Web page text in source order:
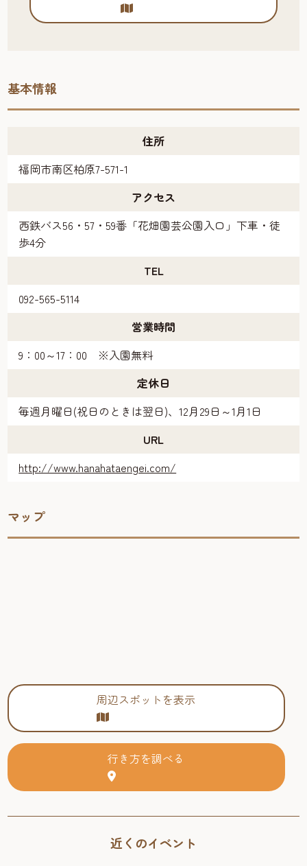
基本情報
住所
福岡市南区柏原7-571-1
アクセス
西鉄バス56・57・59番「花畑園芸公園入口」下車・徒
歩4分
TEL
092-565-5114
営業時間
9：00～17：00 ※入園無料
定休日
毎週月曜日(祝日のときは翌日)、12月29日～1月1日
URL
http://www.hanahataengei.com/
マップ
周辺スポットを表示
行き方を調べる
近くのイベント